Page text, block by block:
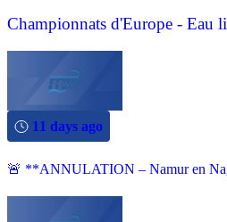
Championnats d'Europe - Eau
11 days ago
🚨 **ANNULATION – Namur en